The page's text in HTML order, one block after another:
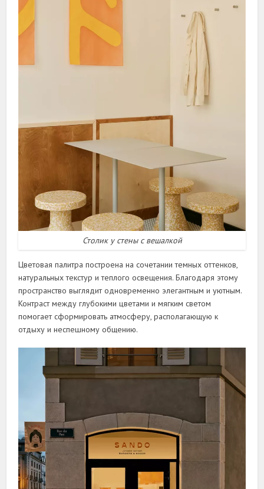
Столик у стены с вешалкой
Цветовая палитра построена на сочетании темных оттенков,
натуральных текстур и теплого освещения. Благодаря этому
пространство выглядит одновременно элегантным и уютным.
Контраст между глубокими цветами и мягким светом
помогает сформировать атмосферу, располагающую к
отдыху и неспешному общению.